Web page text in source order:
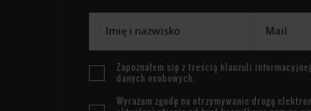
Imię i nazwisko Mail
Zapoznałem się z treścią klauzuli informacyjnej
danych osobowych.
Wyrażam zgodę na otrzymywanie drogą